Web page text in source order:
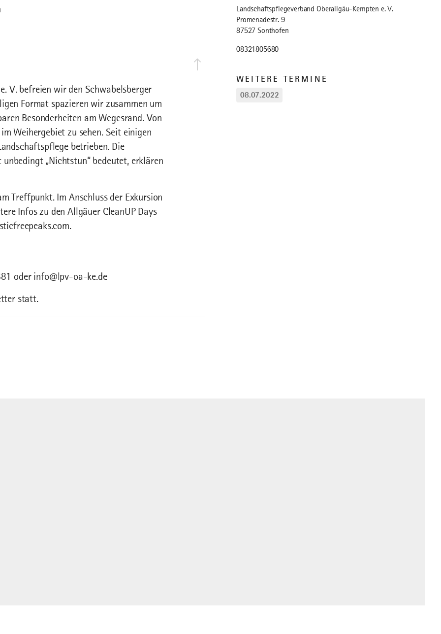
V. befreien wir den Schwabelsberger
Format spazieren wir zusammen um
Besonderheiten am Wegesrand. Von
Weihergebiet zu sehen. Seit einigen
betrieben. Die
„Nichtstun“ bedeutet, erklären
Treffpunkt. Im Anschluss der Exkursion
Infos zu den Allgäuer CleanUP Days
oder info@lpv-oa-ke.de
statt.
Landschaftspflegeverband Oberallgäu-Kempten e. V.
Promenadestr. 9
87527 Sonthofen
08321805680
WEITERE TERMINE
08.07.2022